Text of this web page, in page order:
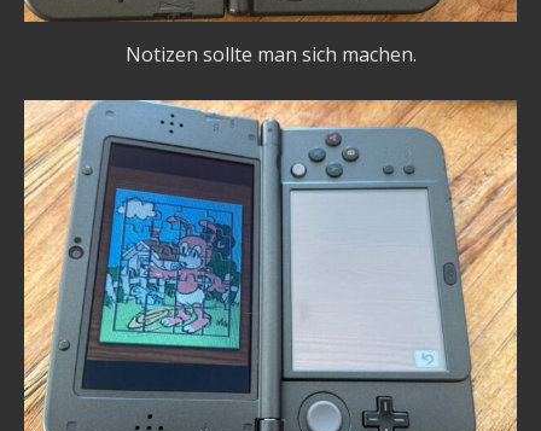
Notizen sollte man sich machen.